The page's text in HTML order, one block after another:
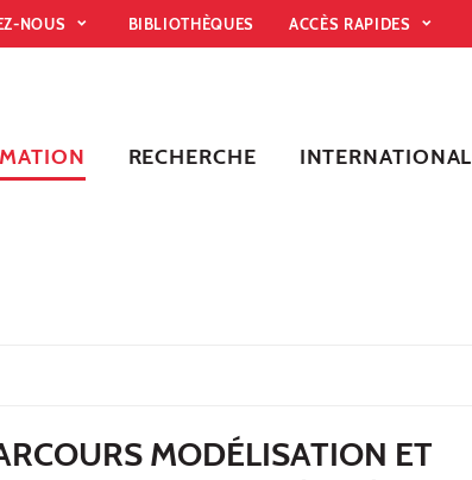
NOUS BIBLIOTHÈQUES ACCÈS RAPIDES
RECHERCHE INTERNATIONAL
MODÉLISATION ET